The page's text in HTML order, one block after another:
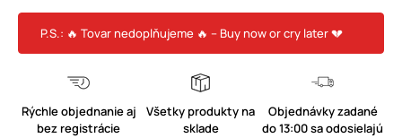
P.S.: 🔥 Tovar nedoplňujeme 🔥 – Buy now or cry later 💔
Rýchle objednanie aj
bez registrácie
Všetky produkty na
sklade
Objednávky zadané
do 13:00 sa odosielajú